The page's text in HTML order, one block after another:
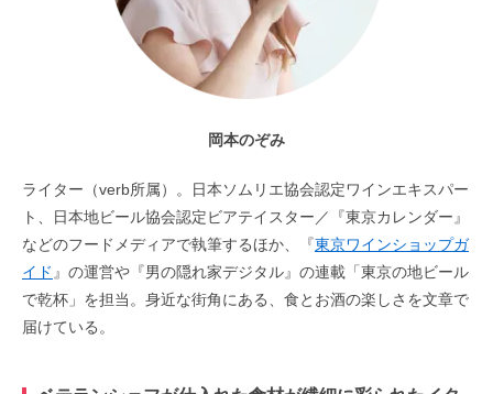
岡本のぞみ
ライター（verb所属）。日本ソムリエ協会認定ワインエキスパー
ト、日本地ビール協会認定ビアテイスター／『東京カレンダー』
などのフードメディアで執筆するほか、『東京ワインショップガ
イド 』の運営や『男の隠れ家デジタル』の連載「東京の地ビール
で乾杯」を担当。身近な街角にある、食とお酒の楽しさを文章で
届けている。